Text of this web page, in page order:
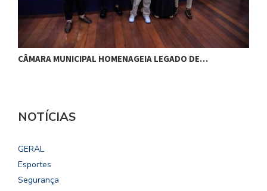
CÂMARA MUNICIPAL HOMENAGEIA LEGADO DE…
NOTÍCIAS
GERAL
Esportes
Segurança